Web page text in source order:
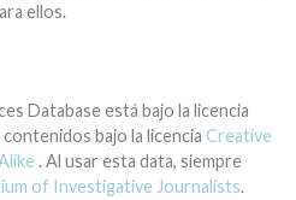
ellos.
Database está bajo la licencia
contenidos bajo la licencia Creative
. Al usar esta data, siempre
of Investigative Journalists.